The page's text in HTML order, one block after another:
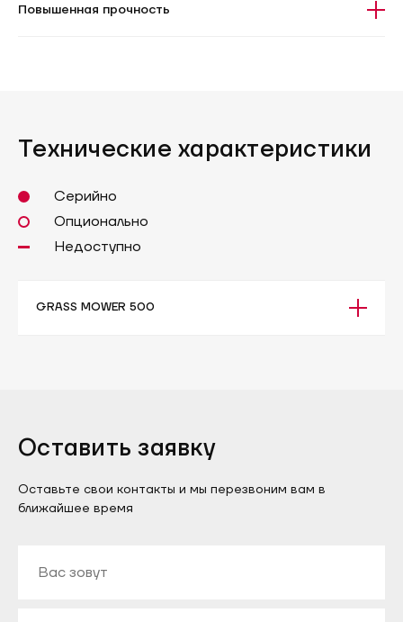
Повышенная прочность
Технические характеристики
Серийно
Опционально
Недоступно
GRASS MOWER 500
Оставить заявку
Оставьте свои контакты и мы перезвоним вам в
ближайшее время